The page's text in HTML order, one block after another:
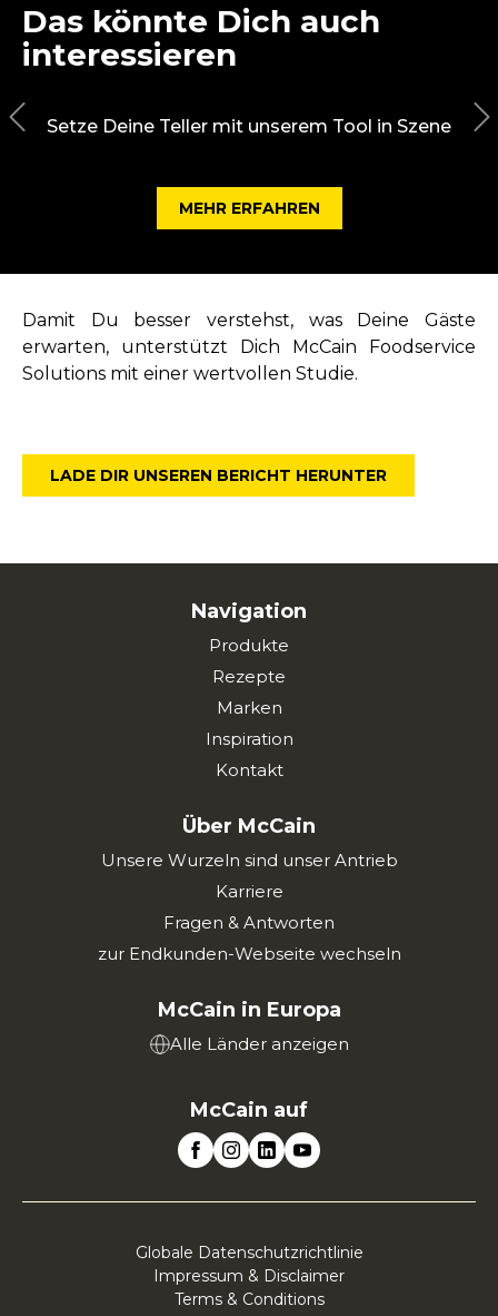
Das könnte Dich auch
interessieren
Setze Deine Teller mit unserem Tool in Szene
MEHR ERFAHREN
Damit Du besser verstehst, was Deine Gäste
erwarten, unterstützt Dich McCain Foodservice
Solutions mit einer wertvollen Studie.
LADE DIR UNSEREN BERICHT HERUNTER
Navigation
Produkte
Rezepte
Marken
Inspiration
Kontakt
Über McCain
Unsere Wurzeln sind unser Antrieb
Karriere
Fragen & Antworten
zur Endkunden-Webseite wechseln
McCain in Europa
Alle Länder anzeigen
McCain auf
Globale Datenschutzrichtlinie
Impressum & Disclaimer
Terms & Conditions